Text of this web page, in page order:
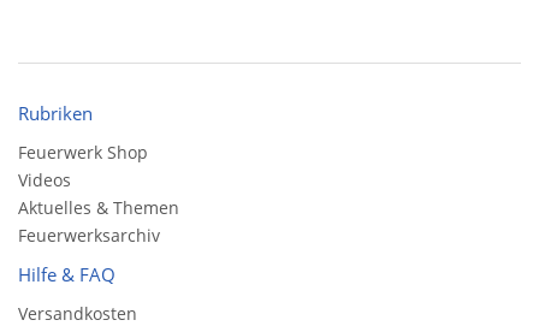
Rubriken
Feuerwerk Shop
Videos
Aktuelles & Themen
Feuerwerksarchiv
Hilfe & FAQ
Versandkosten